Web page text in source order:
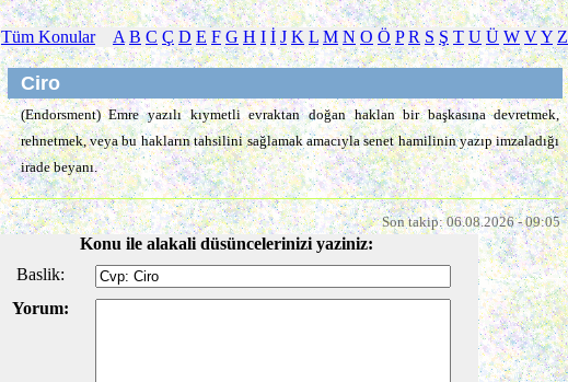
Tüm Konular A B C Ç D E F G H I İ J K L M N O Ö P R S Ş T U Ü W VY Z
Ciro
(Endorsment) Emre yazılı kıymetli evraktan doğan hak­lan bir başkasına devretmek,
rehnetmek, veya bu hakların tahsilini sağlamak amacıyla senet hamilinin yazıp imzaladığı
irade beyanı.
Son takip: 06.08.2026 - 09:05
Konu ile alakali düsüncelerinizi yaziniz:
Baslik:
Yorum: